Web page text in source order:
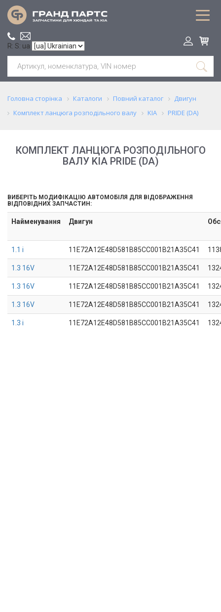
R: S: ua
Головна сторінка Каталоги Повний каталог
Двигун
Комплект ланцюга розподільного валу
KIA PRIDE (DA)
КОМПЛЕКТ ЛАНЦЮГА РОЗПОДІЛЬНОГО
ВАЛУ KIA PRIDE (DA)
ВИБЕРІТЬ МОДИФІКАЦІЮ АВТОМОБІЛЯ ДЛЯ ВІДОБРАЖЕННЯ
ВІДПОВІДНИХ ЗАПЧАСТИН:
Найменування Двигун
1.1 i 11E72A12E48D581B85CC001B21A35C41
1.3 16V 11E72A12E48D581B85CC001B21A35C41
1.3 16V 11E72A12E48D581B85CC001B21A35C41
1.3 16V 11E72A12E48D581B85CC001B21A35C41
1.3 i 11E72A12E48D581B85CC001B21A35C41